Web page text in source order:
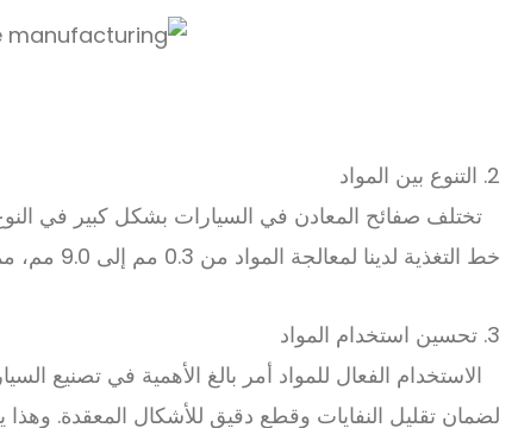
2. التنوع بين المواد
تختلف صفائح المعادن في السيارات بشكل كبير في النوع
خط التغذية لدينا لمعالجة المواد من 0.3 مم إلى 9.0 مم، مما يسمح للمصنعين بمعالجة عدة درجات بكفاءة دون الحاجة لتعديلات متكررة على المعدات.
3. تحسين استخدام المواد
الاستخدام الفعال للمواد أمر بالغ الأهمية في تصنيع
لضمان تقليل النفايات وقطع دقيق للأشكال المعقدة.